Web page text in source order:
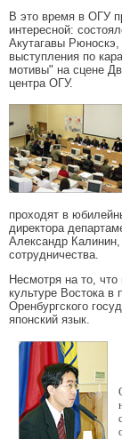
В это время в ОГУ
интересной:
Акутагавы
выступления по
мотивы" на сцене
центра ОГУ.
проходят в
директора
Александр
сотрудничества.
Несмотря на то, что
культуре Востока в
Оренбургского
японский язык.